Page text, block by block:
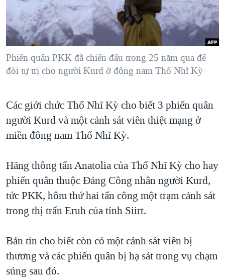
"Tìm"NGƯỜI VIỆT HẢI NGOẠI
ĐỜI SỐNG
KINH TẾ
KHOA HỌC
VĂN HOÁ
THỂ THAO
GIÁO DỤC
TẠI
HÀNH TRÌNH BẦU CỬ 2024
MỘT NĂM CHIẾN TRANH TẠI DẢI GAZA
GIẢI MÃ VÀNH ĐAI & CON ĐƯỜNG
NGÀY TỊ NẠN THẾ GIỚI
GROUND ZERO – XƯA VÀ NAY
CHI PHÍ CHIẾN TRANH AFGHANISTAN
THƯỢNG ĐỈNH TRUMP-KIM TẠI VIỆT NAM
TRỊNH VĨNH BÌNH VS. CHÍNH PHỦ VIỆT NAM
NGƯ DÂN VIỆT VÀ LÀN SÓNG TRỘM HẢI SÂM
QUAN HỆ VIỆT MỸ
VIDEO
NGHE
MẠNG XÃ HỘI
Ngôn ngữ khác
Phiến quân PKK đã chiến đấu trong 25 năm qua để
đòi tự trị cho người Kurd ở đông nam Thổ Nhĩ Kỳ
Các giới chức Thổ Nhĩ Kỳ cho biết 3 phiến quân
người Kurd và một cảnh sát viên thiệt mạng ở
miền đông nam Thổ Nhĩ Kỳ.
Hãng thông tấn Anatolia của Thổ Nhĩ Kỳ cho hay
phiến quân thuộc Đảng Công nhân người Kurd,
tức PKK, hôm thứ hai tấn công một trạm cảnh sát
trong thị trấn Eruh của tỉnh Siirt.
Bản tin cho biết còn có một cảnh sát viên bị
thương và các phiến quân bị hạ sát trong vụ chạm
súng sau đó.